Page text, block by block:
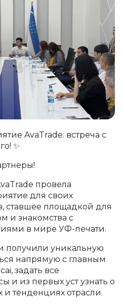
AvaTrade: встреча с
✨
провела
для своих
ставшее площадкой для
и знакомства с
в мире УФ-печати.
получили уникальную
напрямую с главным
задать все
и из первых уст узнать о
и тенденциях отрасли.